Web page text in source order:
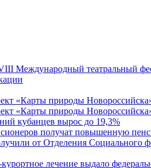
Международный театральный
«Карты природы
«Карты природы
кубанцев вырос до 19,3%
получат повышенную
от Отделения Социального
лечение выдало